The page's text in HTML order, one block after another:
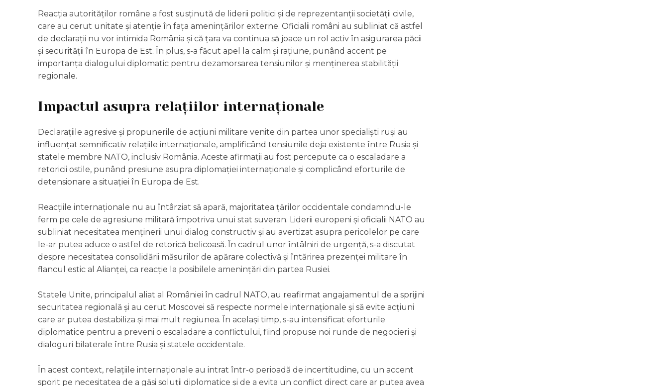
Reacția autorităților române a fost susținută de liderii politici și de reprezentanții societății civile,
care au cerut unitate și atenție în fața amenințărilor externe. Oficialii români au subliniat că astfel
de declarații nu vor intimida România și că țara va continua să joace un rol activ în asigurarea păcii
și securității în Europa de Est. În plus, s-a făcut apel la calm și rațiune, punând accent pe
importanța dialogului diplomatic pentru dezamorsarea tensiunilor și menținerea stabilității
regionale.
Impactul asupra relațiilor internaționale
Declarațiile agresive și propunerile de acțiuni militare venite din partea unor specialiști ruși au
influențat semnificativ relațiile internaționale, amplificând tensiunile deja existente între Rusia și
statele membre NATO, inclusiv România. Aceste afirmații au fost percepute ca o escaladare a
retoricii ostile, punând presiune asupra diplomației internaționale și complicând eforturile de
detensionare a situației în Europa de Est.
Reacțiile internaționale nu au întârziat să apară, majoritatea țărilor occidentale condamndu-le
ferm pe cele de agresiune militară împotriva unui stat suveran. Liderii europeni și oficialii NATO au
subliniat necesitatea menținerii unui dialog constructiv și au avertizat asupra pericolelor pe care
le-ar putea aduce o astfel de retorică belicoasă. În cadrul unor întâlniri de urgență, s-a discutat
despre necesitatea consolidării măsurilor de apărare colectivă și întărirea prezenței militare în
flancul estic al Alianței, ca reacție la posibilele amenințări din partea Rusiei.
Statele Unite, principalul aliat al României în cadrul NATO, au reafirmat angajamentul de a sprijini
securitatea regională și au cerut Moscovei să respecte normele internaționale și să evite acțiuni
care ar putea destabiliza și mai mult regiunea. În același timp, s-au intensificat eforturile
diplomatice pentru a preveni o escaladare a conflictului, fiind propuse noi runde de negocieri și
dialoguri bilaterale între Rusia și statele occidentale.
În acest context, relațiile internaționale au intrat într-o perioadă de incertitudine, cu un accent
sporit pe necesitatea de a găsi soluții diplomatice și de a evita un conflict direct care ar putea avea